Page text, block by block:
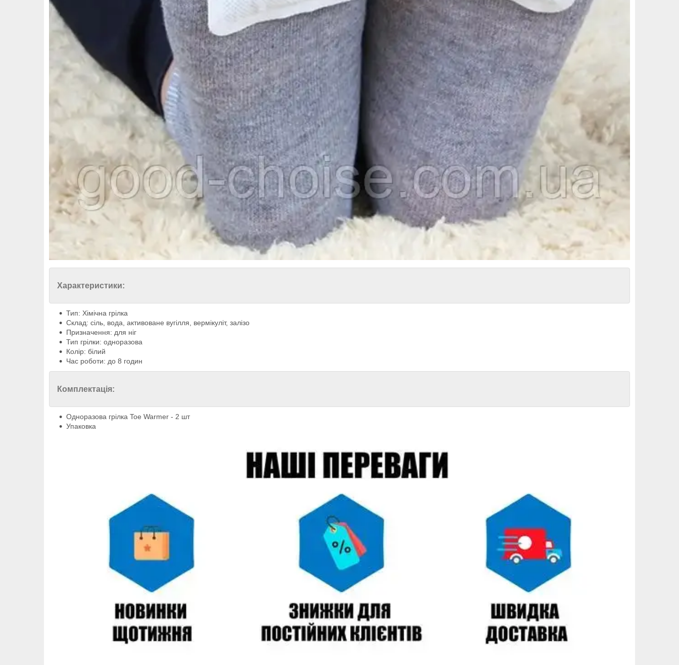
Характеристики:
Тип: Хімічна грілка
Склад: сіль, вода, активоване вугілля, вермікуліт, залізо
Призначення: для ніг
Тип грілки: одноразова
Колір: білий
Час роботи: до 8 годин
Комплектація:
Одноразова грілка Toe Warmer - 2 шт
Упаковка